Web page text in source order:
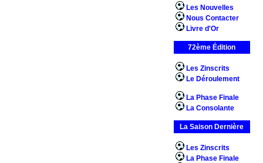
Les Nouvelles
Nous Contacter
Livre d'Or
72ème Édition
Les Zinscrits
Le Déroulement
La Phase Finale
La Consolante
La Saison Dernière
Les Zinscrits
La Phase Finale